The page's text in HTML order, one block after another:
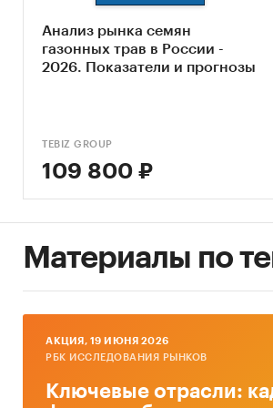
Основные блоки исследования:
Анализ производства льна
Анализ потребления льна
Ценовой анализ
привлекательности
Динамика и прогноз
поставок льна
Прогноз развития рынка льна
Анализ рынка семян
газонных трав в России -
2026. Показатели и прогнозы
TEBIZ GROUP
109 800 ₽
Материалы по
AКЦИЯ, 19 ИЮНЯ 2026
РБК ИССЛЕДОВАНИЯ РЫНКОВ
Ключевые отрасли: